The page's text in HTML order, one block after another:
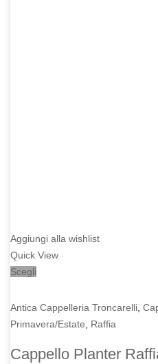
Aggiungi alla wishlist
Quick View
Scegli
Antica Cappelleria Troncarelli,
Primavera/Estate, Raffia
Cappello Planter